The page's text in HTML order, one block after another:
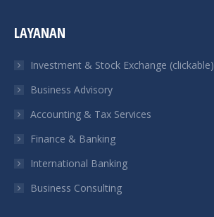
opens
new
window
opens
new
window
new
window
new
window
LAYANAN
Investment & Stock Exchange (clickable)
Business Advisory
Accounting & Tax Services
Finance & Banking
International Banking
Business Consulting